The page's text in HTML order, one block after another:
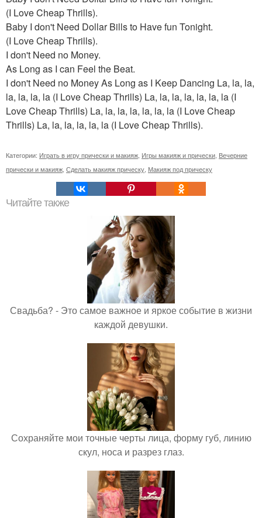
(I Love Cheap Thrills).
Baby I don't Need Dollar Bills to Have fun Tonight.
(I Love Cheap Thrills).
I don't Need no Money.
As Long as I can Feel the Beat.
I don't Need no Money As Long as I Keep Dancing La, la, la,
la, la, la, la (I Love Cheap Thrills) La, la, la, la, la, la, la (I
Love Cheap Thrills) La, la, la, la, la, la, la (I Love Cheap
Thrills) La, la, la, la, la, la (I Love Cheap Thrills).
Категории: Играть в игру прически и макияж Игры макияж и прически Вечерние
прически и макияж Сделать макияж прическу Макияж под прическу
Читайте также
Свадьба? - Это самое важное и яркое событие в жизни
каждой девушки.
Сохраняйте мои точные черты лица, форму губ, линию
скул, носа и разрез глаз.